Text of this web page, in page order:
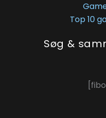
Top 10
Søg &